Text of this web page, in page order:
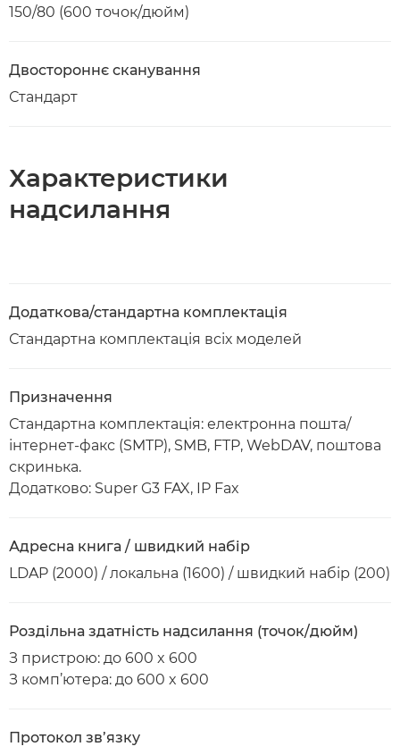
150/80 (600 точок/дюйм)
Двостороннє сканування
Стандарт
Характеристики
надсилання
Додаткова/стандартна комплектація
Стандартна комплектація всіх моделей
Призначення
Стандартна комплектація: електронна пошта/
інтернет-факс (SMTP), SMB, FTP, WebDAV, поштова
скринька.
Додатково: Super G3 FAX, IP Fax
Адресна книга / швидкий набір
LDAP (2000) / локальна (1600) / швидкий набір (200)
Роздільна здатність надсилання (точок/дюйм)
З пристрою: до 600 x 600
З комп’ютера: до 600 x 600
Протокол зв’язку